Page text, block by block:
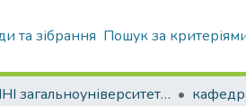
та зібрання Пошук за
ННІ загальноуніверситетської підготовки